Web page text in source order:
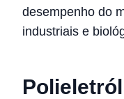
desempenho do
industriais e